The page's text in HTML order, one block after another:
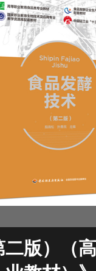
二版）（